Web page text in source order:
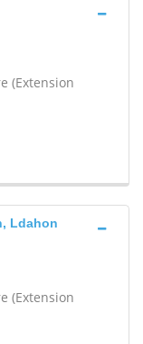
(Extension
Ldahon
(Extension